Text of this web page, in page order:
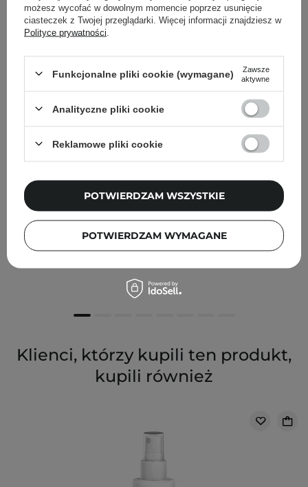
NOWOŚĆ
Mohani - Emulgujący Balsam do Demakijażu - 50ml
65,90 zł
Klienci, którzy kupili ten produkt,
kupili również
możesz wycofać w dowolnym momencie poprzez usunięcie
ciasteczek z Twojej przeglądarki. Więcej informacji znajdziesz w
Polityce prywatności
Funkcjonalne pliki cookie (wymagane)
Zawsze
aktywne
Analityczne pliki cookie
Reklamowe pliki cookie
POTWIERDZAM WYMAGANE
POTWIERDZAM WSZYSTKIE